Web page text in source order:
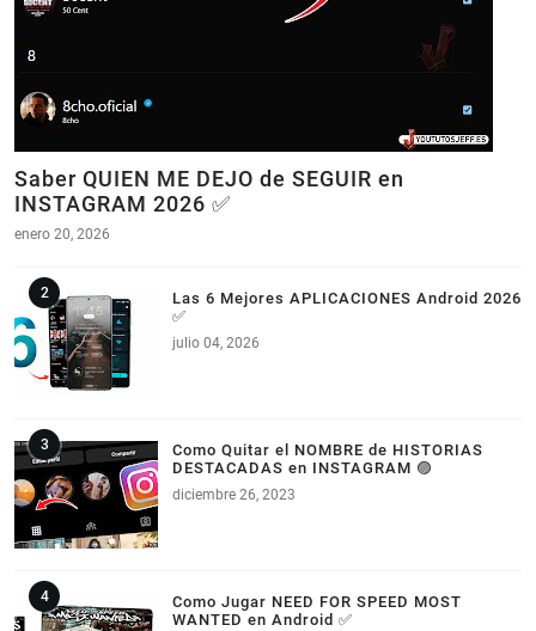
Saber QUIEN ME DEJO de SEGUIR en
INSTAGRAM 2026 ✅
enero 20, 2026
Las 6 Mejores APLICACIONES Android 2026
✅
julio 04, 2026
Como Quitar el NOMBRE de HISTORIAS
DESTACADAS en INSTAGRAM 🟣
diciembre 26, 2023
Como Jugar NEED FOR SPEED MOST
WANTED en Android ✅